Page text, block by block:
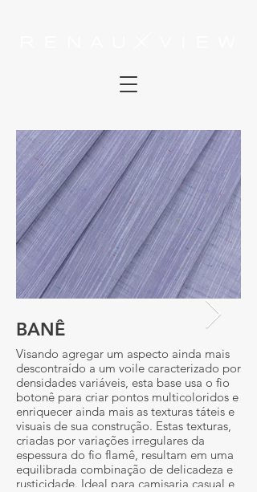
BANÊ
Visando agregar um aspecto ainda mais
descontraído a um voile caracterizado por
densidades variáveis, esta base usa o fio
botonê para criar pontos multicoloridos e
enriquecer ainda mais as texturas táteis e
visuais de sua construção. Estas texturas,
criadas por variações irregulares da
espessura do fio flamê, resultam em uma
equilibrada combinação de delicadeza e
rusticidade. Ideal para camisaria casual e